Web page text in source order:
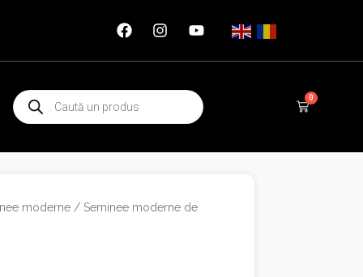
Products
search
0
Cart
moderne / Seminee moderne de